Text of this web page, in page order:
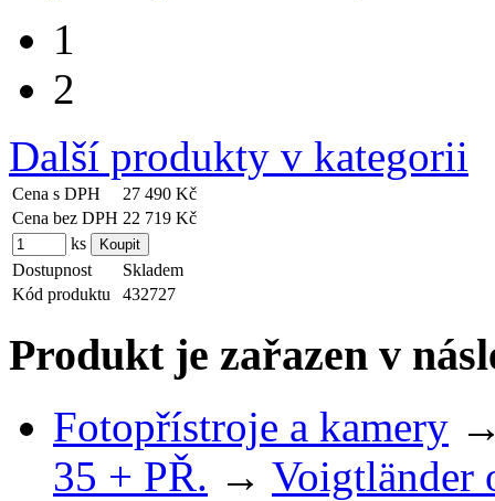
1
2
Další produkty v kategorii
Cena s DPH
27 490 Kč
Cena bez DPH 22 719 Kč
ks
Dostupnost
Skladem
Kód produktu
432727
Produkt je zařazen v
Fotopřístroje a kamery
35 + PŘ. → Voigtländer